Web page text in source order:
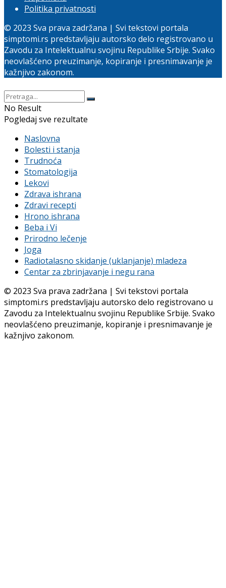
Politika privatnosti
© 2023 Sva prava zadržana | Svi tekstovi portala
simptomi.rs predstavljaju autorsko delo registrovano u
Zavodu za Intelektualnu svojinu Republike Srbije. Svako
neovlašćeno preuzimanje, kopiranje i presnimavanje je
kažnjivo zakonom.
No Result
Pogledaj sve rezultate
Naslovna
Bolesti i stanja
Trudnoća
Stomatologija
Lekovi
Zdrava ishrana
Zdravi recepti
Hrono ishrana
Beba i Vi
Prirodno lečenje
Joga
Radiotalasno skidanje (uklanjanje) mladeza
Centar za zbrinjavanje i negu rana
© 2023 Sva prava zadržana | Svi tekstovi portala
simptomi.rs predstavljaju autorsko delo registrovano u
Zavodu za Intelektualnu svojinu Republike Srbije. Svako
neovlašćeno preuzimanje, kopiranje i presnimavanje je
kažnjivo zakonom.